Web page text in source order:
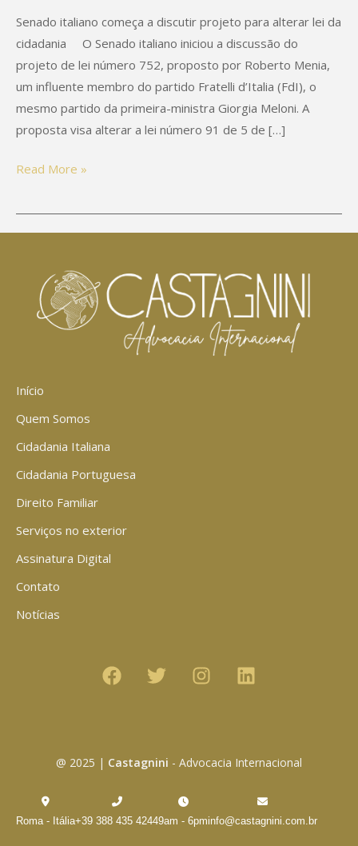
Senado italiano começa a discutir projeto para alterar lei da
cidadania O Senado italiano iniciou a discussão do
projeto de lei número 752, proposto por Roberto Menia,
um influente membro do partido Fratelli d’Italia (FdI), o
mesmo partido da primeira-ministra Giorgia Meloni. A
proposta visa alterar a lei número 91 de 5 de […]
Read More »
Início
Quem Somos
Cidadania Italiana
Cidadania Portuguesa
Direito Familiar
Serviços no exterior
Assinatura Digital
Contato
Notícias
@ 2025 | Castagnini - Advocacia Internacional
Roma - Itália+39 388 435 42449am - 6pminfo@castagnini.com.br